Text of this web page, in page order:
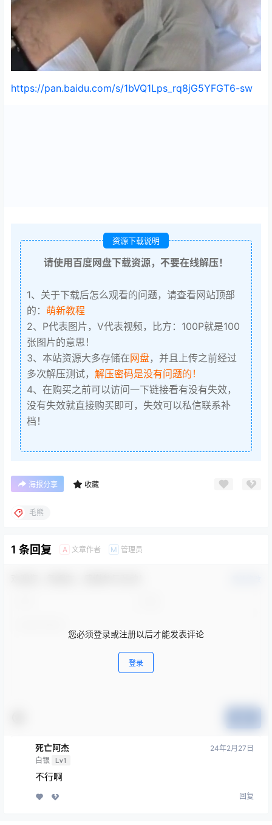
https://pan.baidu.com/s/1bVQ1Lps_rq8jG5YFGT6-sw
资源下载说明
请使用百度网盘下载资源，不要在线解压！
1、关于下载后怎么观看的问题，请查看网站顶部
的： 萌新教程
2、P代表图片，V代表视频，比方：100P就是100
张图片的意思！
3、本站资源大多存储在网盘，并且上传之前经过
多次解压测试， 解压密码是没有问题的！
4、在购买之前可以访问一下链接看有没有失效，
没有失效就直接购买即可，失效可以私信联系补
档！
海报分享 收藏
毛熊
1 条回复 A 文章作者 M 管理员
您必须登录或注册以后才能发表评论
登录
死亡阿杰
白银 Lv1
24年2月27日
不行啊
回复